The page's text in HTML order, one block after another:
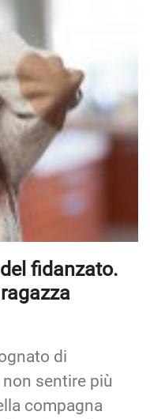
fidanzato.
di
sentire più
compagna